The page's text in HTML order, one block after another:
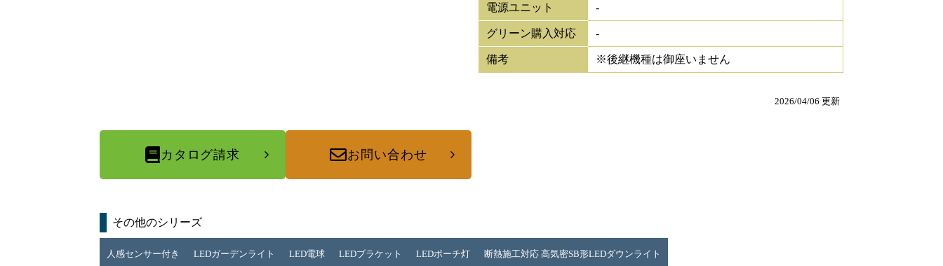
電源ユニット -
グリーン購入対応 -
備考 ※後継機種は御座いません
2026/04/06 更新
カタログ請求 お問い合わせ
その他のシリーズ
人感センサー付き LEDガーデンライト LED電球 LEDブラケット LEDポーチ灯 断熱施工対応 高気密SB形LEDダウンライト